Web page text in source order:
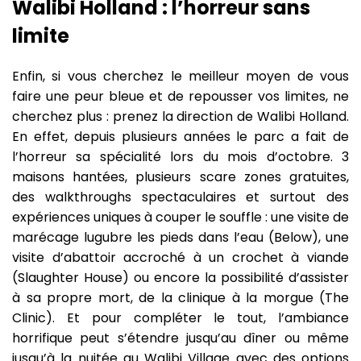
Walibi Holland : l’horreur sans
limite
Enfin, si vous cherchez le meilleur moyen de vous
faire une peur bleue et de repousser vos limites, ne
cherchez plus : prenez la direction de Walibi Holland.
En effet, depuis plusieurs années le parc a fait de
l’horreur sa spécialité lors du mois d’octobre. 3
maisons hantées, plusieurs scare zones gratuites,
des walkthroughs spectaculaires et surtout des
expériences uniques à couper le souffle : une visite de
marécage lugubre les pieds dans l’eau (Below), une
visite d’abattoir accroché à un crochet à viande
(Slaughter House) ou encore la possibilité d’assister
à sa propre mort, de la clinique à la morgue (The
Clinic). Et pour compléter le tout, l’ambiance
horrifique peut s’étendre jusqu’au dîner ou même